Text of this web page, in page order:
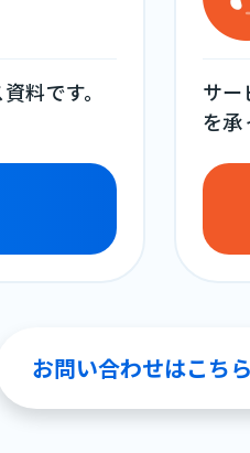
料です。
サー
を承
お問い合わせはこちら